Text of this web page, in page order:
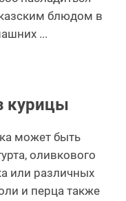
блюдом в
...
курицы
может быть
оливкового
или различных
и перца также